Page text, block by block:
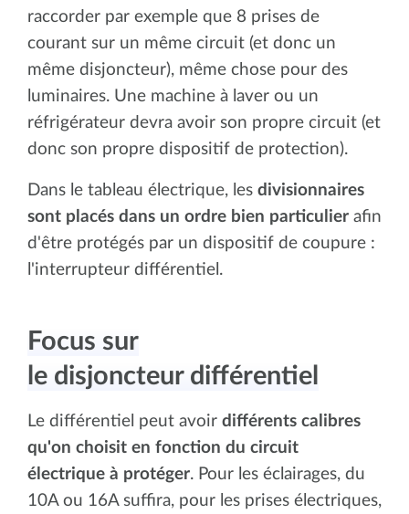
raccorder par exemple que 8 prises de
courant sur un même circuit (et donc un
même disjoncteur), même chose pour des
luminaires. Une machine à laver ou un
réfrigérateur devra avoir son propre circuit (et
donc son propre dispositif de protection).
Dans le tableau électrique, les divisionnaires
sont placés dans un ordre bien particulier afin
d'être protégés par un dispositif de coupure :
l'interrupteur différentiel.
Focus sur
le disjoncteur différentiel
Le différentiel peut avoir différents calibres
qu'on choisit en fonction du circuit
électrique à protéger. Pour les éclairages, du
10A ou 16A suffira, pour les prises électriques,